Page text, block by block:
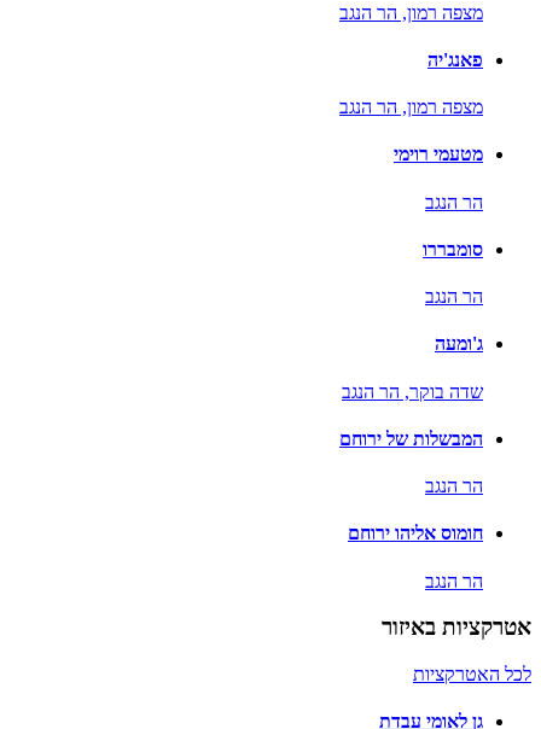
מצפה רמון, הר הנגב
פאנג'יה
מצפה רמון, הר הנגב
מטעמי רוימי
הר הנגב
סומבררו
הר הנגב
ג'ומעה
שדה בוקר, הר הנגב
המבשלות של ירוחם
הר הנגב
חומוס אליהו ירוחם
הר הנגב
אטרקציות באיזור
לכל האטרקציות
גן לאומי עבדת